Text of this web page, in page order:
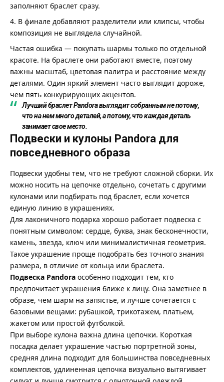
заполняют браслет сразу.
В финале добавляют разделители или клипсы, чтобы
композиция не выглядела случайной.
Частая ошибка — покупать шармы только по отдельной
красоте. На браслете они работают вместе, поэтому
важны масштаб, цветовая палитра и расстояние между
деталями. Один яркий элемент часто выглядит дороже,
чем пять конкурирующих акцентов.
Лучший браслет Pandora выглядит собранным не потому,
что на нем много деталей, а потому, что каждая деталь
занимает свое место.
Подвески и кулоны Pandora для
повседневного образа
Подвески удобны тем, что не требуют сложной сборки. Их
можно носить на цепочке отдельно, сочетать с другими
кулонами или подбирать под браслет, если хочется
единую линию в украшениях.
Для лаконичного подарка хорошо работает подвеска с
понятным символом: сердце, буква, знак бесконечности,
камень, звезда, ключ или минималистичная геометрия.
Такое украшение проще подобрать без точного знания
размера, в отличие от кольца или браслета.
Подвеска Pandora особенно подходит тем, кто
предпочитает украшения ближе к лицу. Она заметнее в
образе, чем шарм на запястье, и лучше сочетается с
базовыми вещами: рубашкой, трикотажем, платьем,
жакетом или простой футболкой.
При выборе кулона важна длина цепочки. Короткая
посадка делает украшение частью портретной зоны,
средняя длина подходит для большинства повседневных
комплектов, удлиненная цепочка визуально вытягивает